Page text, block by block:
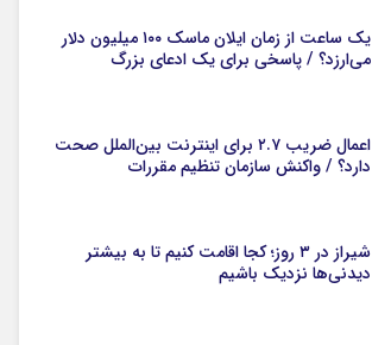
یک ساعت از زمان ایلان ماسک ۱۰۰ میلیون دلار
می‌ارزد؟ / پاسخی برای یک ادعای بزرگ
اعمال ضریب ۲.۷ برای اینترنت بین‌الملل صحت
دارد؟ / واکنش سازمان تنظیم مقررات
شیراز در ۳ روز؛ کجا اقامت کنیم تا به بیشتر
دیدنی‌ها نزدیک باشیم